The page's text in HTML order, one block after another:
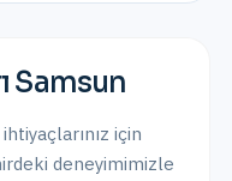
Samsun
ihtiyaçlarınız için
deneyimimizle